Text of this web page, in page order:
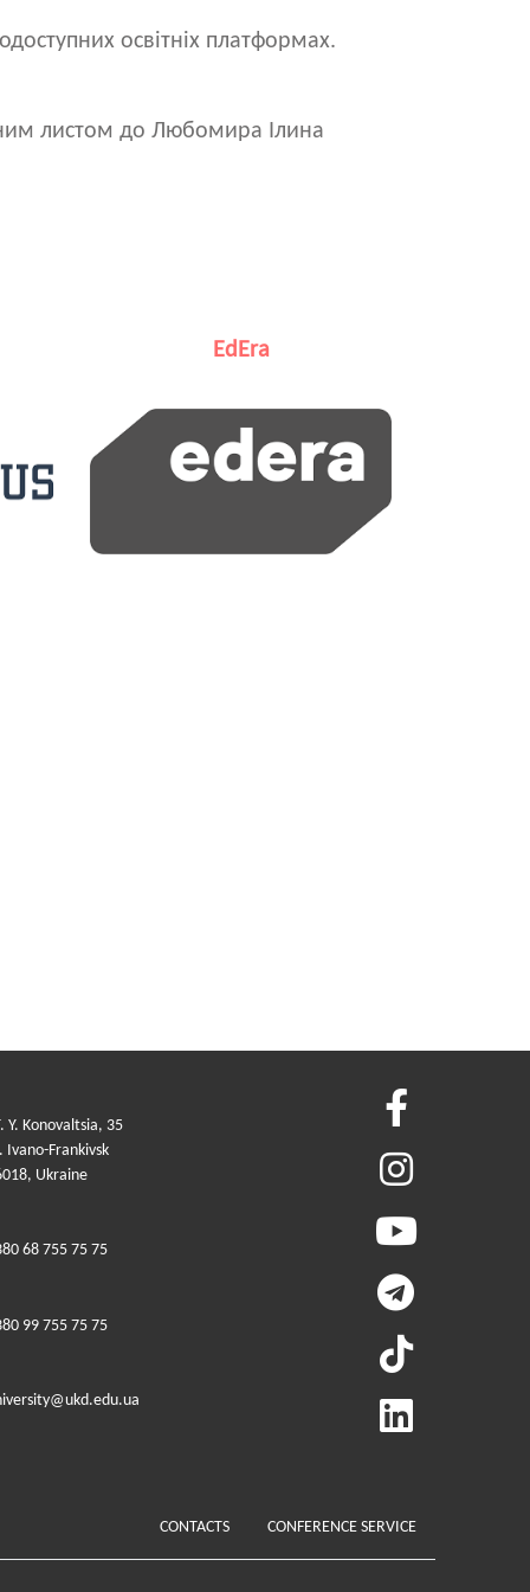
освітніх платформах.
листом до Любомира Ілина
EdEra
Y. Konovaltsia, 35
Ivano-Frankivsk
Ukraine
68 755 75 75
99 755 75 75
Меню у футері
CONTACTS CONFERENCE SERVICE